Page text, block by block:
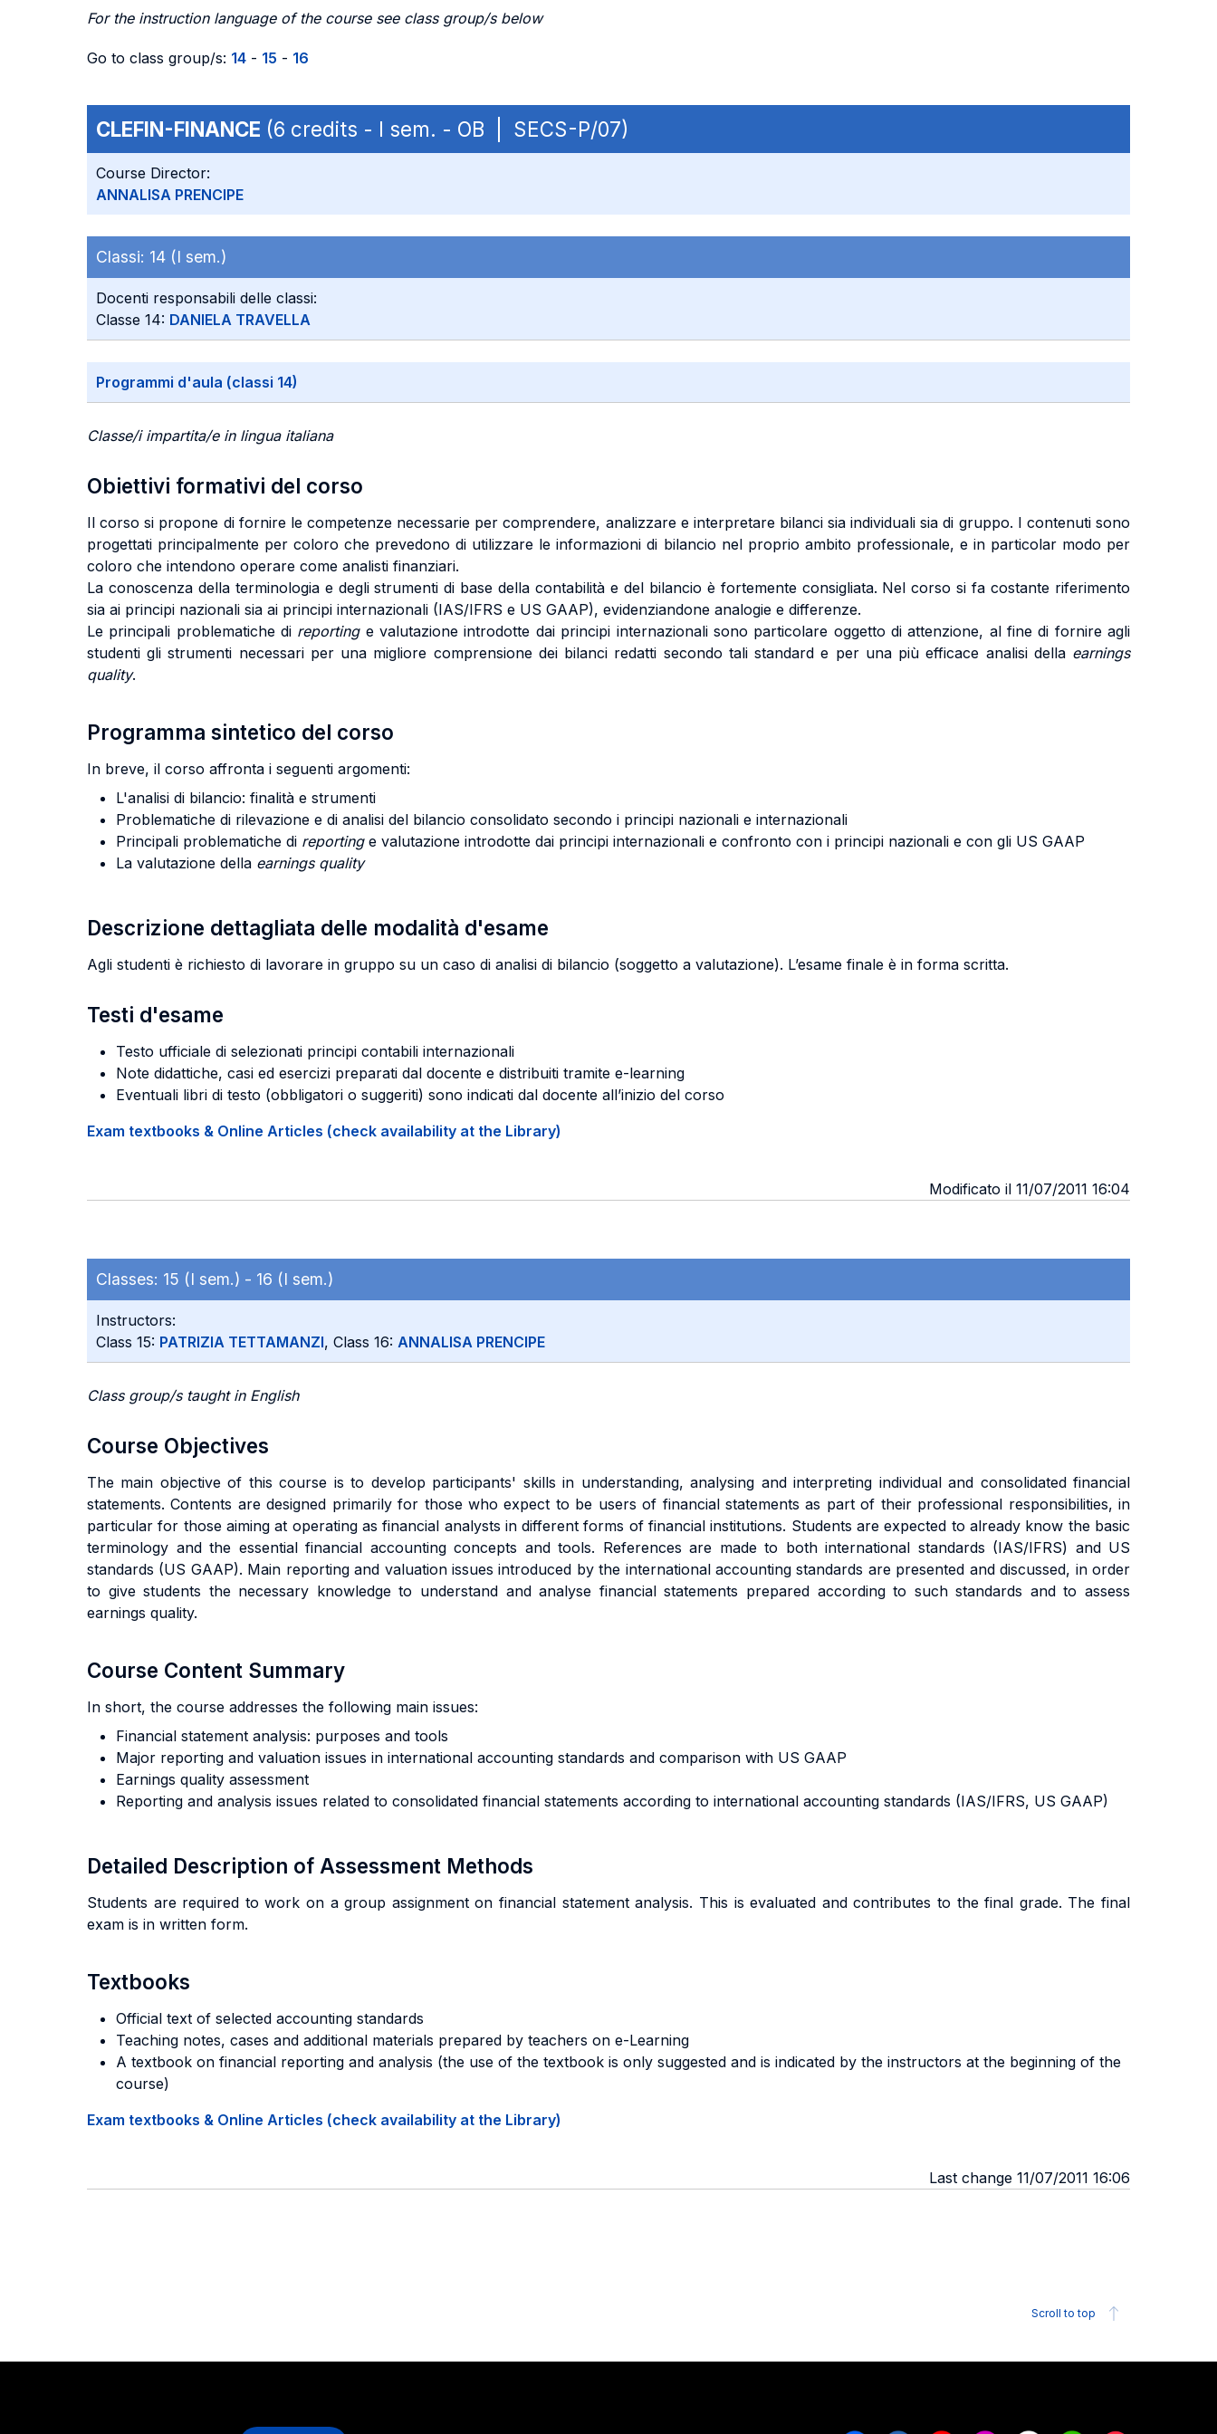
For the instruction language of the course see class group/s below
Go to class group/s: 14 - 15 - 16
CLEFIN-FINANCE (6 credits - I sem. - OB | SECS-P/07)
Course Director:
ANNALISA PRENCIPE
Classi: 14 (I sem.)
Docenti responsabili delle classi:
Classe 14: DANIELA TRAVELLA
Programmi d'aula (classi 14)
Classe/i impartita/e in lingua italiana
Obiettivi formativi del corso
Il corso si propone di fornire le competenze necessarie per comprendere, analizzare e interpretare bilanci sia individuali sia di gruppo. I contenuti sono
progettati principalmente per coloro che prevedono di utilizzare le informazioni di bilancio nel proprio ambito professionale, e in particolar modo per
coloro che intendono operare come analisti finanziari.
La conoscenza della terminologia e degli strumenti di base della contabilità e del bilancio è fortemente consigliata. Nel corso si fa costante riferimento
sia ai principi nazionali sia ai principi internazionali (IAS/IFRS e US GAAP), evidenziandone analogie e differenze.
Le principali problematiche di reportinge valutazione introdotte dai principi internazionali sono particolare oggetto di attenzione, al fine di fornire agli
studenti gli strumenti necessari per una migliore comprensione dei bilanci redatti secondo tali standard e per una più efficace analisi della earnings
quality.
Programma sintetico del corso
In breve, il corso affronta i seguenti argomenti:
L'analisi di bilancio: finalità e strumenti
Problematiche di rilevazione e di analisi del bilancio consolidato secondo i principi nazionali e internazionali
Principali problematiche di reportinge valutazione introdotte dai principi internazionali e confronto con i principi nazionali e con gli US GAAP
La valutazione della earnings quality
Descrizione dettagliata delle modalità d'esame
Agli studenti è richiesto di lavorare in gruppo su un caso di analisi di bilancio (soggetto a valutazione). L’esame finale è in forma scritta.
Testi d'esame
Testo ufficiale di selezionati principi contabili internazionali
Note didattiche, casi ed esercizi preparati dal docente e distribuiti tramite e-learning
Eventuali libri di testo (obbligatori o suggeriti) sono indicati dal docente all’inizio del corso
Exam textbooks & Online Articles (check availability at the Library)
Modificato il 11/07/2011 16:04
Classes: 15 (I sem.) - 16 (I sem.)
Instructors:
Class 15: PATRIZIA TETTAMANZI, Class 16: ANNALISA PRENCIPE
Class group/s taught in English
Course Objectives
The main objective of this course is to develop participants' skills in understanding, analysing and interpreting individual and consolidated financial
statements. Contents are designed primarily for those who expect to be users of financial statements as part of their professional responsibilities, in
particular for those aiming at operating as financial analysts in different forms of financial institutions. Students are expected to already know the basic
terminology and the essential financial accounting concepts and tools. References are made to both international standards (IAS/IFRS) and US
standards (US GAAP). Main reporting and valuation issues introduced by the international accounting standards are presented and discussed, in order
to give students the necessary knowledge to understand and analyse financial statements prepared according to such standards and to assess
earnings quality.
Course Content Summary
In short, the course addresses the following main issues:
Financial statement analysis: purposes and tools
Major reporting and valuation issues in international accounting standards and comparison with US GAAP
Earnings quality assessment
Reporting and analysis issues related to consolidated financial statements according to international accounting standards (IAS/IFRS, US GAAP)
Detailed Description of Assessment Methods
Students are required to work on a group assignment on financial statement analysis. This is evaluated and contributes to the final grade. The final
exam is in written form.
Textbooks
Official text of selected accounting standards
Teaching notes, cases and additional materials prepared by teachers on e-Learning
A textbook on financial reporting and analysis (the use of the textbook is only suggested and is indicated by the instructors at the beginning of the
course)
Exam textbooks & Online Articles (check availability at the Library)
Last change 11/07/2011 16:06
Scroll to top